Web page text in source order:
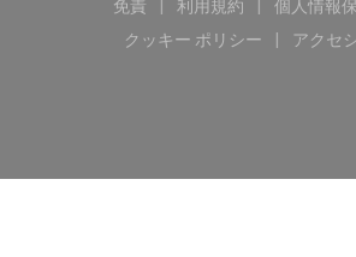
免責
((新しいウィンドウで開きま
利用規約
((新しいウィンド
個人情報
クッキー ポリシー
((新しいウィンドウ
アクセ